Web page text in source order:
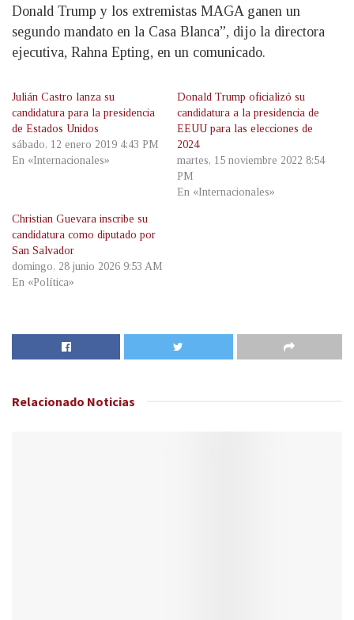
Donald Trump y los extremistas MAGA ganen un
segundo mandato en la Casa Blanca”, dijo la directora
ejecutiva, Rahna Epting, en un comunicado.
Julián Castro lanza su
candidatura para la presidencia
de Estados Unidos
sábado, 12 enero 2019 4:43 PM
En «Internacionales»
Donald Trump oficializó su
candidatura a la presidencia de
EEUU para las elecciones de
2024
martes, 15 noviembre 2022 8:54
PM
En «Internacionales»
Christian Guevara inscribe su
candidatura como diputado por
San Salvador
domingo, 28 junio 2026 9:53 AM
En «Política»
Relacionado Noticias